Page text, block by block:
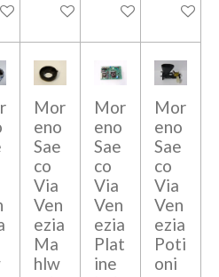
Warenkorb
In den WarenkorbIn den Warenkorb
In den
Mor
eno
Sae
co
Via
Ven
ezia
Ma
hlw
Mor
eno
Sae
co
Via
Ven
ezia
Plat
ine
Mor
eno
Sae
co
Via
Ven
ezia
Poti
oni